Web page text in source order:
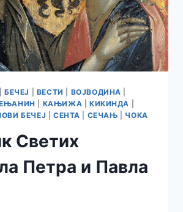
БЕЧЕЈ ВЕСТИ ВОЈВОДИНА
КАЊИЖА КИКИНДА
БЕЧЕЈ СЕНТА СЕЧАЊ ЧОКА
Светих
Петра и Павла